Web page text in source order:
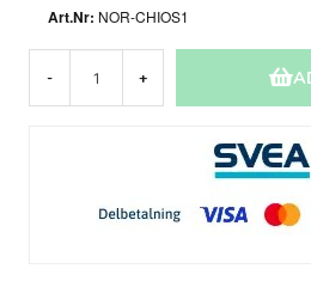
NOR-CHIOS1
- +